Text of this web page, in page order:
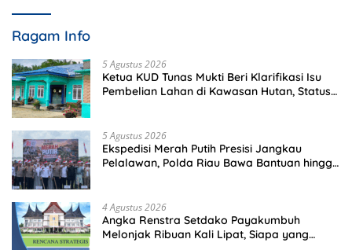
Ragam Info
5 Agustus 2026
Ketua KUD Tunas Mukti Beri Klarifikasi Isu
Pembelian Lahan di Kawasan Hutan, Status
5 Agustus 2026
Ekspedisi Merah Putih Presisi Jangkau
Pelalawan, Polda Riau Bawa Bantuan hingga
4 Agustus 2026
Angka Renstra Setdako Payakumbuh
Melonjak Ribuan Kali Lipat, Siapa yang